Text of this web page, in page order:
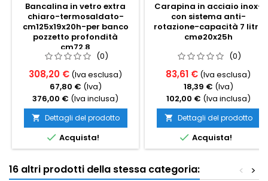
Bancalina in vetro extra
chiaro-termosaldato-
cm125x19x20h-per banco
pozzetto profondità
cm72.8
(0)
308,20 € (Iva esclusa)
67,80 € (Iva)
376,00 € (Iva inclusa)
 Dettagli del prodotto
 Acquista!
Carapina in acciaio inox-
con sistema anti-
rotazione-capacità 7 litri,
cmø20x25h
(0)
83,61 € (Iva esclusa)
18,39 € (Iva)
102,00 € (Iva inclusa)
 Dettagli del prodotto
 Acquista!
16 altri prodotti della stessa categoria: >
<